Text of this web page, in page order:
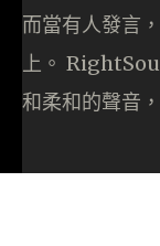
而當有人發言
上。
和柔和的聲音